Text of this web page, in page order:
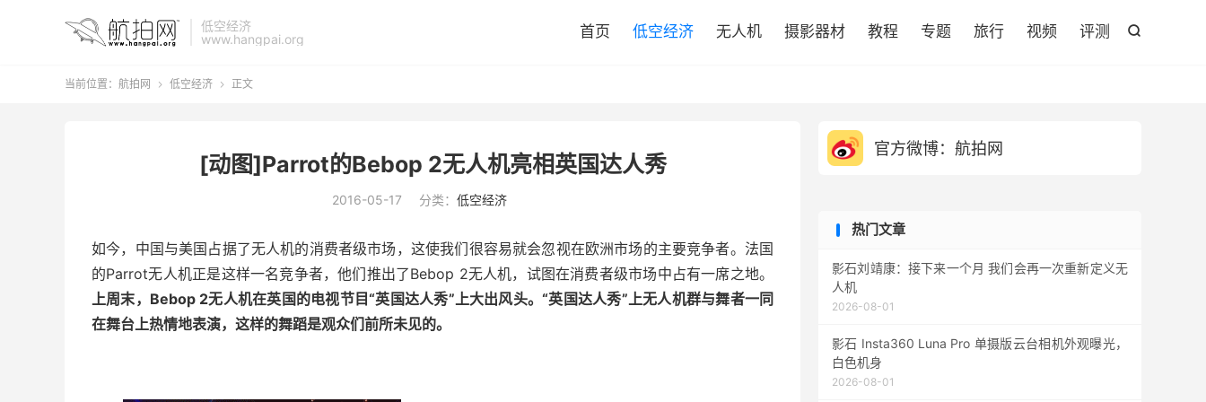
低空经济
www.hangpai.org

首页 低空经济 无人机 摄影器材 教程 专题 旅行 视频 评测
当前位置： 航拍网  低空经济  正文
[动图]Parrot的Bebop 2无人机亮相英国达人秀
2016-05-17 分类： 低空经济
如今，中国与美国占据了无人机的消费者级市场，这使我们很容易就会忽视在欧洲市场的主要竞争者。法国
的Parrot无人机正是这样一名竞争者，他们推出了Bebop 2无人机，试图在消费者级市场中占有一席之地。
上周末，Bebop 2无人机在英国的电视节目“英国达人秀”上大出风头。“英国达人秀”上无人机群与舞者一同
在舞台上热情地表演，这样的舞蹈是观众们前所未见的。
官方微博：航拍网
热门文章
影石刘靖康：接下来一个月 我们会再一次重新定义无
人机
2026-08-01
影石 Insta360 Luna Pro 单摄版云台相机外观曝光，
白色机身
2026-08-01